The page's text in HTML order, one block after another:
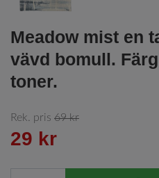
Meadow mist en
vävd bomull.
toner.
Rek. pris 69 kr
29 kr